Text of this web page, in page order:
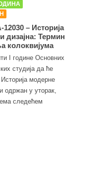
– Историја
дизајна: Термин
колоквијума
I године Основних
студија да ће
модерне
одржан у уторак,
следећем